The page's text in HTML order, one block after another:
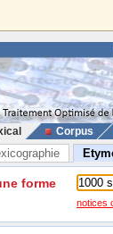
Corpus
forme
notices